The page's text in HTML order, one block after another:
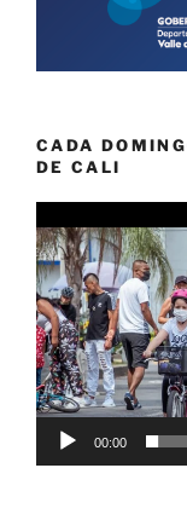
CADA
DE CALI
de
vídeo
00:00